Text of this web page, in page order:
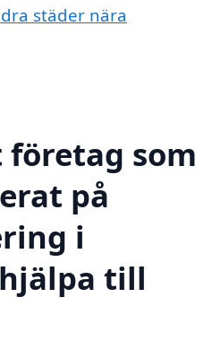
städer nära
som
på
i
till